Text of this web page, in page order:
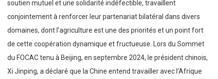
soutien mutuel et une solidarité indéfectible, travaillent
conjointement à renforcer leur partenariat bilatéral dans divers
domaines, dont l’agriculture est une des priorités et un point fort
de cette coopération dynamique et fructueuse. Lors du Sommet
du FOCAC tenu à Beijing, en septembre 2024, le président chinois,
Xi Jinping, a déclaré que la Chine entend travailler avec l’Afrique